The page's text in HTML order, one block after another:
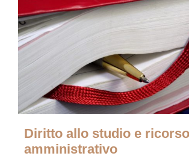
Diritto allo studio e ricorso
amministrativo